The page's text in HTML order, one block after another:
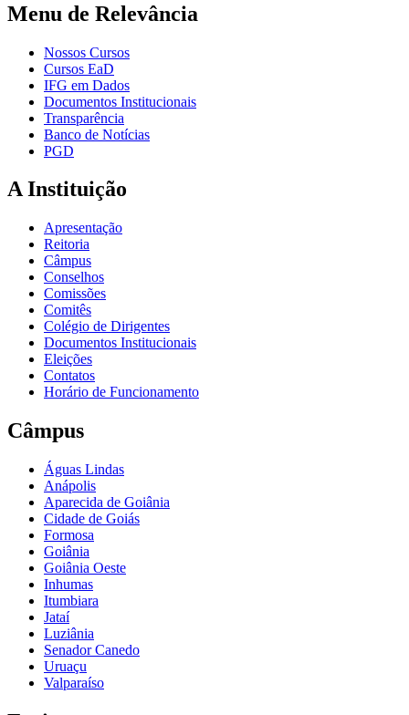
Menu de Relevância
Nossos Cursos
Cursos EaD
IFG em Dados
Documentos Institucionais
Transparência
Banco de Notícias
PGD
A Instituição
Apresentação
Reitoria
Câmpus
Conselhos
Comissões
Comitês
Colégio de Dirigentes
Documentos Institucionais
Eleições
Contatos
Horário de Funcionamento
Câmpus
Águas Lindas
Anápolis
Aparecida de Goiânia
Cidade de Goiás
Formosa
Goiânia
Goiânia Oeste
Inhumas
Itumbiara
Jataí
Luziânia
Senador Canedo
Uruaçu
Valparaíso